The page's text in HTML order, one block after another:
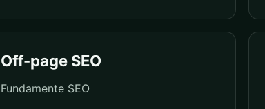
Off-page SEO
Fundamente SEO